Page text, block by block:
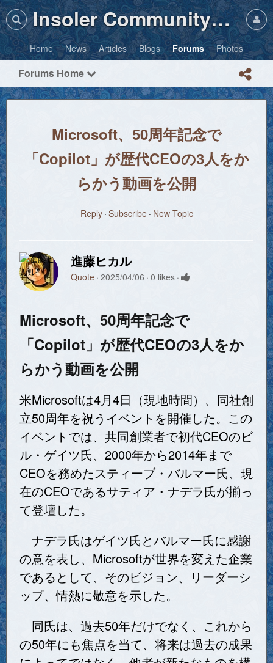
Insoler Community・Photos
Home News Articles Blogs Forums Photos
Forums Home
Microsoft、50周年記念で
「Copilot」が歴代CEOの3人をか
らかう動画を公開
Reply Subscribe New Topic
進藤ヒカル
Quote 2025/04/06 0 likes
Microsoft、50周年記念で
「Copilot」が歴代CEOの3人をか
らかう動画を公開
米Microsoftは4月4日（現地時間）、同社創
立50周年を祝うイベントを開催した。この
イベントでは、共同創業者で初代CEOのビ
ル・ゲイツ氏、2000年から2014年まで
CEOを務めたスティーブ・バルマー氏、現
在のCEOであるサティア・ナデラ氏が揃っ
て登壇した。
ナデラ氏はゲイツ氏とバルマー氏に感謝
の意を表し、Microsoftが世界を変えた企業
であるとして、そのビジョン、リーダーシ
ップ、情熱に敬意を示した。
同氏は、過去50年だけでなく、これから
の50年にも焦点を当て、将来は過去の成果